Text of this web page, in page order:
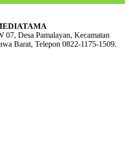
07, Desa Pamalayan, Kecamatan
Barat, Telepon 0822-1175-1509.